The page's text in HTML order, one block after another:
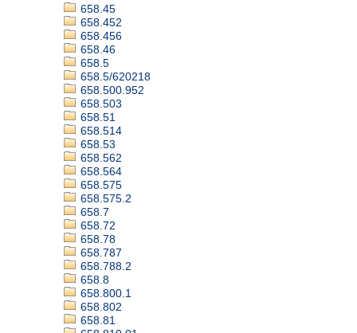
658.45
658.452
658.456
658.46
658.5
658.5/620218
658.500.952
658.503
658.51
658.514
658.53
658.562
658.564
658.575
658.575.2
658.7
658.72
658.78
658.787
658.788.2
658.8
658.800.1
658.802
658.81